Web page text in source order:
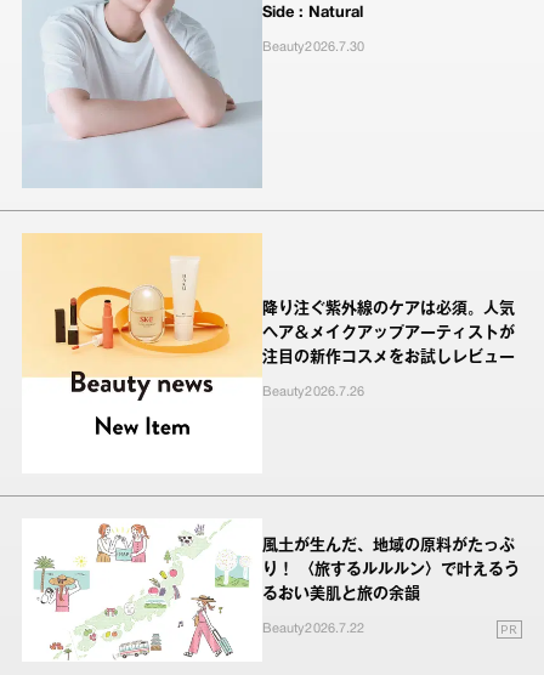
Side : Natural
Beauty2026.7.30
降り注ぐ紫外線のケアは必須。人気
ヘア＆メイクアップアーティストが
注目の新作コスメをお試しレビュー
Beauty2026.7.26
風土が生んだ、地域の原料がたっぷ
り！ 〈旅するルルルン〉で叶えるう
るおい美肌と旅の余韻
Beauty2026.7.22 PR